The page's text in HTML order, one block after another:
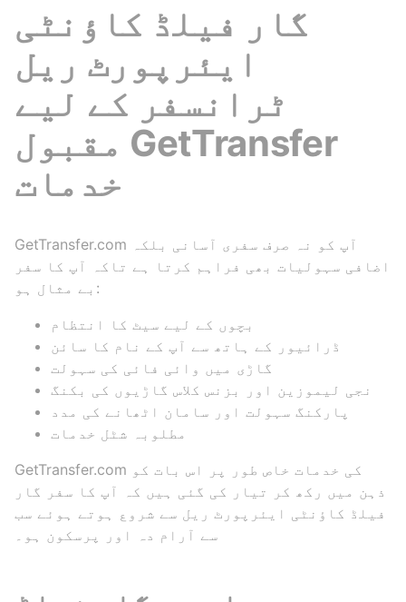
گار فیلڈ کاؤنٹی
ایئرپورٹ ریل
ٹرانسفر کے لیے
مقبول GetTransfer
خدمات
GetTransfer.com آپ کو نہ صرف سفری آسانی بلکہ
اضافی سہولیات بھی فراہم کرتا ہے تاکہ آپ کا سفر
بے مثال ہو:
بچوں کے لیے سیٹ کا انتظام
ڈرائیور کے ہاتھ سے آپ کے نام کا سائن
گاڑی میں وائی فائی کی سہولت
نجی لیموزین اور بزنس کلاس گاڑیوں کی بکنگ
پارکنگ سہولت اور سامان اٹھانے کی مدد
مطلوبہ شٹل خدمات
GetTransfer.com کی خدمات خاص طور پر اس بات کو
ذہن میں رکھ کر تیار کی گئی ہیں کہ آپ کا سفر گار
فیلڈ کاؤنٹی ایئرپورٹ ریل سے شروع ہوتے ہوئے سب
سے آرام دہ اور پرسکون ہو۔